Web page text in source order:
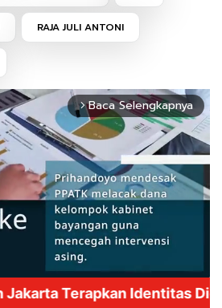
RAJA JULI ANTONI
arrow_forward_ios Baca Selengkapnya